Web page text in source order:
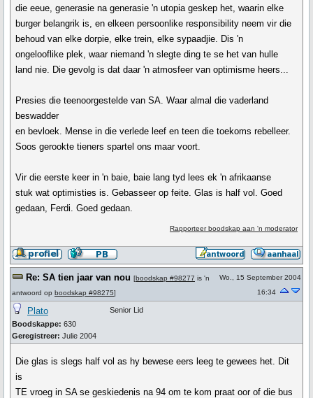
die eeue, generasie na generasie 'n utopia geskep het, waarin elke
burger belangrik is, en elkeen persoonlike responsibility neem vir die
behoud van elke dorpie, elke trein, elke sypaadjie. Dis 'n
ongelooflike plek, waar niemand 'n slegte ding te se het van hulle
land nie. Die gevolg is dat daar 'n atmosfeer van optimisme heers...
Presies die teenoorgestelde van SA. Waar almal die vaderland
beswadder
en bevloek. Mense in die verlede leef en teen die toekoms rebelleer.
Soos gerookte tieners spartel ons maar voort.
Vir die eerste keer in 'n baie, baie lang tyd lees ek 'n afrikaanse
stuk wat optimisties is. Gebasseer op feite. Glas is half vol. Goed
gedaan, Ferdi. Goed gedaan.
Rapporteer boodskap aan 'n moderator
Re: SA tien jaar van nou [boodskap #98277 is 'n
antwoord op boodskap #98275]
Wo., 15 September 2004
16:34
Plato
Boodskappe: 630
Geregistreer: Julie 2004
Senior Lid
Die glas is slegs half vol as hy bewese eers leeg te gewees het. Dit
is
TE vroeg in SA se geskiedenis na 94 om te kom praat oor of die bus